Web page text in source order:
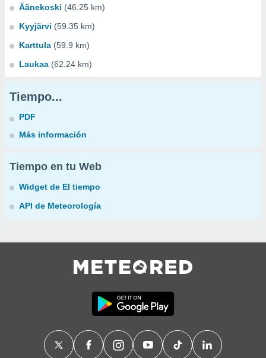
Äänekoski (46.25 km)
Kyyjärvi (59.35 km)
Karttula (59.9 km)
Laukaa (62.24 km)
Tiempo...
PDF
Más información
Tiempo en tu Web
Widget de El tiempo
API de Meteorología